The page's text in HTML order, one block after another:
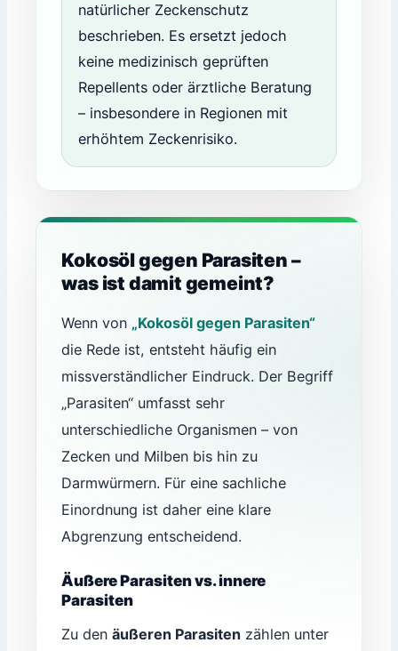
natürlicher Zeckenschutz
beschrieben. Es ersetzt jedoch
keine medizinisch geprüften
Repellents oder ärztliche Beratung
– insbesondere in Regionen mit
erhöhtem Zeckenrisiko.
Kokosöl gegen Parasiten –
was ist damit gemeint?
Wenn von „Kokosöl gegen Parasiten“
die Rede ist, entsteht häufig ein
missverständlicher Eindruck. Der Begriff
„Parasiten“ umfasst sehr
unterschiedliche Organismen – von
Zecken und Milben bis hin zu
Darmwürmern. Für eine sachliche
Einordnung ist daher eine klare
Abgrenzung entscheidend.
Äußere Parasiten vs. innere
Parasiten
Zu denäußeren Parasiten zählen unter